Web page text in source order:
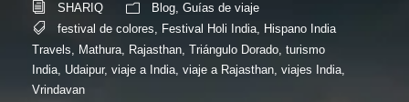
SHARIQ Blog, Guías de viaje
festival de colores
Festival Holi India
Hispano India
Travels
Mathura Rajasthan Triángulo Dorado turismo
India Udaipur, viaje a India viaje a Rajasthan viajes India
Vrindavan